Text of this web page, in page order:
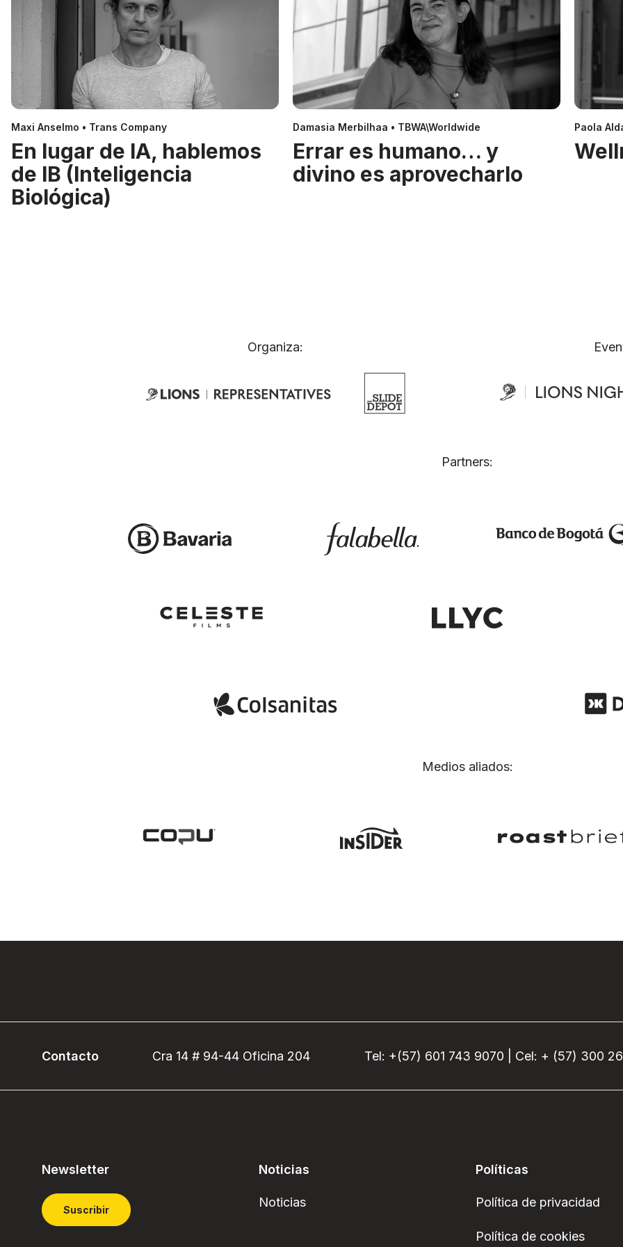
Maxi Anselmo • Trans Company
En lugar de IA, hablemos
de IB (Inteligencia
Biológica)
Damasia Merbilhaa • TBWA\Worldwide
Errar es humano… y
divino es aprovecharlo
Paola
Organiza:
Partners:
Medios aliados:
Contacto Cra 14 # 94-44 Oficina 204 Tel: +(57) 601 743 9070 | Cel: + (57) 300
Newsletter
Suscribir
Noticias
Noticias
Políticas
Política de privacidad
Política de cookies